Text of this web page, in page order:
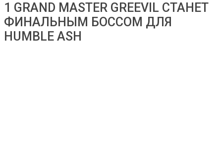
1 GRAND MASTER GREEVIL СТАНЕТ
ФИНАЛЬНЫМ БОССОМ ДЛЯ
HUMBLE ASH